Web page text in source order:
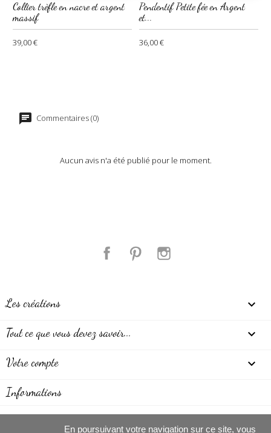
Collier trèfle en nacre et argent
massif
39,00 €
Pendentif Petite fée en Argent
et...
36,00 €
Commentaires (0)
Aucun avis n'a été publié pour le moment.
Facebook Pinterest
Les créations 
Tout ce que vous devez savoir... 
Votre compte 
Informations
En poursuivant votre navigation sur ce site, vous